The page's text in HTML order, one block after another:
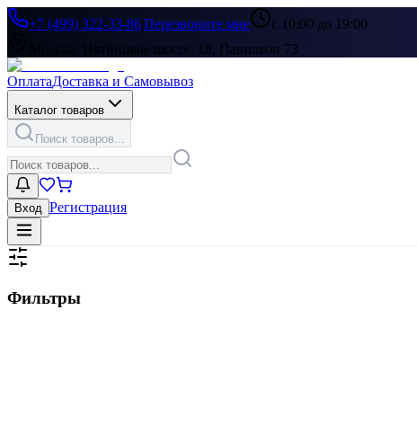
+7 (499) 322-33-86|Перезвоните мне
с 10:00 до 19:00
Москва, Пятницкое шоссе, 18, Павильон 73
ОплатаДоставка и Самовывоз
Каталог товаров
Поиск товаров...
Вход Регистрация
Фильтры